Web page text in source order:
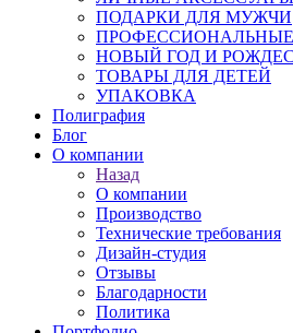
ПОДАРКИ ДЛЯ МУЖЧИ
НОВЫЙ ГОД И
ТОВАРЫ ДЛЯ ДЕТЕЙ
УПАКОВКА
Полиграфия
Блог
О компании
Назад
О компании
Производство
Технические требования
Дизайн-студия
Отзывы
Благодарности
Политика